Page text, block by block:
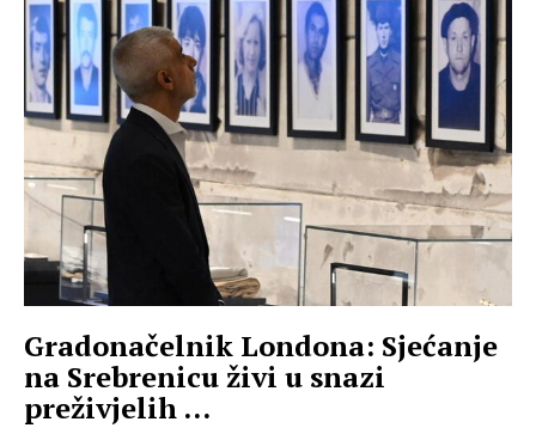
Gradonačelnik Londona: Sjećanje
na Srebrenicu živi u snazi
preživjelih …